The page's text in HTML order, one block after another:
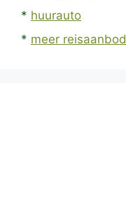
* huurauto
* meer reisaanbod